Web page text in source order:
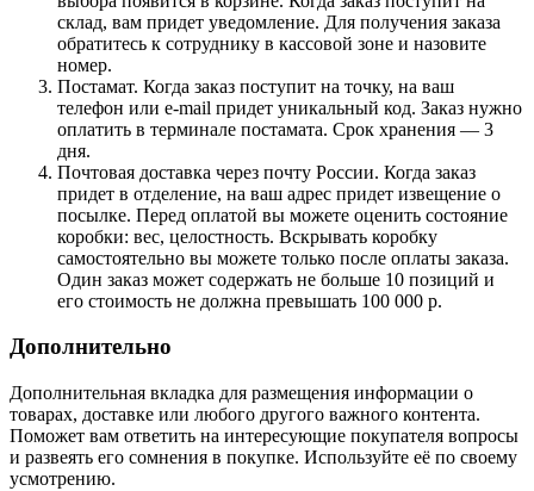
склад, вам придет уведомление. Для получения заказа
обратитесь к сотруднику в кассовой зоне и назовите
номер.
Постамат. Когда заказ поступит на точку, на ваш
телефон или e-mail придет уникальный код. Заказ нужно
оплатить в терминале постамата. Срок хранения — 3
дня.
Почтовая доставка через почту России. Когда заказ
придет в отделение, на ваш адрес придет извещение о
посылке. Перед оплатой вы можете оценить состояние
коробки: вес, целостность. Вскрывать коробку
самостоятельно вы можете только после оплаты заказа.
Один заказ может содержать не больше 10 позиций и
его стоимость не должна превышать 100 000 р.
Дополнительно
Дополнительная вкладка для размещения информации о
товарах, доставке или любого другого важного контента.
Поможет вам ответить на интересующие покупателя вопросы
и развеять его сомнения в покупке. Используйте её по своему
усмотрению.